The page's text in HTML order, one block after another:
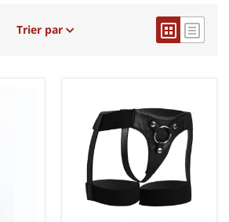
Trier par